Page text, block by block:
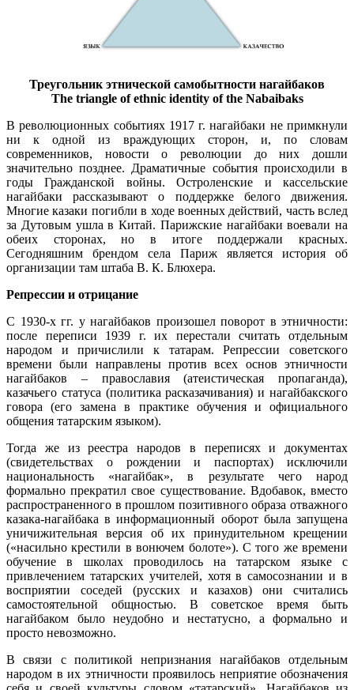
Треугольник этнической самобытности нагайбаков
The triangle of ethnic identity of the Nabaibaks
В революционных событиях 1917 г. нагайбаки не примкнули
ни к одной из враждующих сторон, и, по словам
современников, новости о революции до них дошли
значительно позднее. Драматичные события происходили в
годы Гражданской войны. Остроленские и кассельские
нагайбаки рассказывают о поддержке белого движения.
Многие казаки погибли в ходе военных действий, часть вслед
за Дутовым ушла в Китай. Парижские нагайбаки воевали на
обеих сторонах, но в итоге поддержали красных.
Сегодняшним брендом села Париж является история об
организации там штаба В. К. Блюхера.
Репрессии и отрицание
С 1930-х гг. у нагайбаков произошел поворот в этничности:
после переписи 1939 г. их перестали считать отдельным
народом и причислили к татарам. Репрессии советского
времени были направлены против всех основ этничности
нагайбаков – православия (атеистическая пропаганда),
казачьего статуса (политика расказачивания) и нагайбакского
говора (его замена в практике обучения и официального
общения татарским языком).
Тогда же из реестра народов в переписях и документах
(свидетельствах о рождении и паспортах) исключили
национальность «нагайбак», в результате чего народ
формально прекратил свое существование. Вдобавок, вместо
распространенного в прошлом позитивного образа отважного
казака-нагайбака в информационный оборот была запущена
уничижительная версия об их принудительном крещении
(«насильно крестили в вонючем болоте»). С того же времени
обучение в школах проводилось на татарском языке с
привлечением татарских учителей, хотя в самосознании и в
восприятии соседей (русских и казахов) они считались
самостоятельной общностью. В советское время быть
нагайбаком было неудобно и нестатусно, а формально и
просто невозможно.
В связи с политикой непризнания нагайбаков отдельным
народом в их этничности проявилось неприятие обозначения